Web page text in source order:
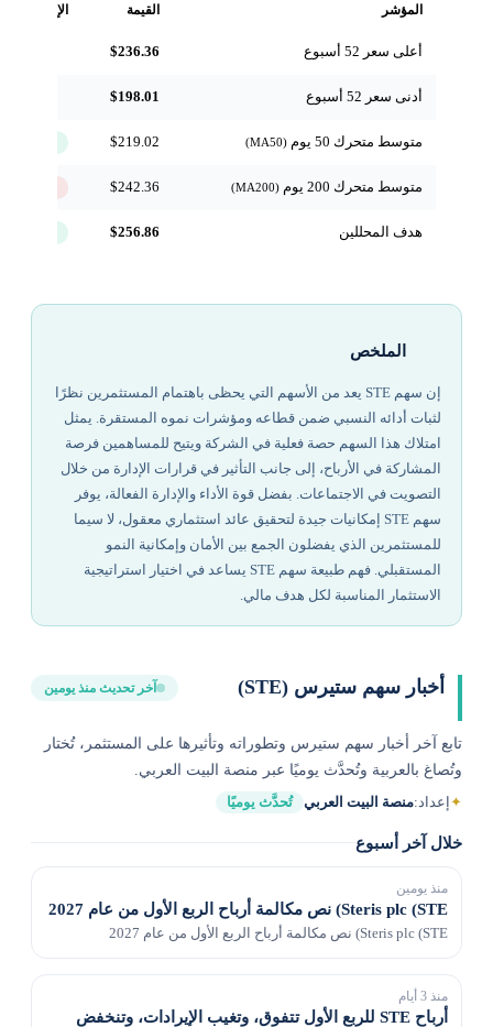
المؤشر القيمة الإشارة
أعلى سعر 52 أسبوع $236.36
أدنى سعر 52 أسبوع $198.01
متوسط متحرك 50 يوم $219.02
متوسط متحرك 200 يوم $242.36
هدف المحللين $256.86
الملخص
إن سهم STE يعد من الأسهم التي يحظى باهتمام المستثمرين نظرًا
لثبات أدائه النسبي ضمن قطاعه ومؤشرات نموه المستقرة. يمثل
امتلاك هذا السهم حصة فعلية في الشركة ويتيح للمساهمين فرصة
المشاركة في الأرباح، إلى جانب التأثير في قرارات الإدارة من خلال
التصويت في الاجتماعات. بفضل قوة الأداء والإدارة الفعالة، يوفر
سهم STE إمكانيات جيدة لتحقيق عائد استثماري معقول، لا سيما
للمستثمرين الذي يفضلون الجمع بين الأمان وإمكانية النمو
المستقبلي. فهم طبيعة سهم STE يساعد في اختيار استراتيجية
الاستثمار المناسبة لكل هدف مالي.
أخبار سهم ستيرس (STE) آخر تحديث منذ يومين
تابع آخر أخبار سهم ستيرس وتطوراته وتأثيرها على المستثمر، تُختار
وتُصاغ بالعربية وتُحدَّث يوميًا عبر منصة البيت العربي.
✦إعداد: منصة البيت العربي تُحدَّث يوميًا
خلال آخر أسبوع
منذ يومين
Steris plc (STE) نص مكالمة أرباح الربع الأول من عام 2027
Steris plc (STE) نص مكالمة أرباح الربع الأول من عام 2027
منذ 3 أيام
أرباح STE للربع الأول تتفوق، وتغيب الإيرادات، وتنخفض